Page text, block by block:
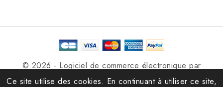
Ce site utilise des cookies. En continuant à utiliser ce site,
© 2026 - Logiciel de commerce électronique par
PrestaShop™